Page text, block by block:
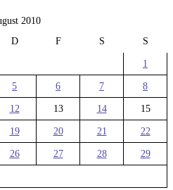
2010
D F S S
1
5 6 7 8
12 13 14 15
19 20 21 22
26 27 28 29